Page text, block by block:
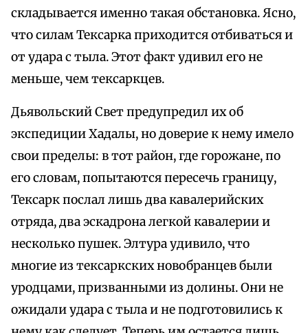
складывается именно такая обстановка. Ясно,
что силам Тексарка приходится отбиваться и
от удара с тыла. Этот факт удивил его не
меньше, чем тексаркцев.
Дьявольский Свет предупредил их об
экспедиции Хадалы, но доверие к нему имело
свои пределы: в тот район, где горожане, по
его словам, попытаются пересечь границу,
Тексарк послал лишь два кавалерийских
отряда, два эскадрона легкой кавалерии и
несколько пушек. Элтура удивило, что
многие из тексаркских новобранцев были
уродцами, призванными из долины. Они не
ожидали удара с тыла и не подготовились к